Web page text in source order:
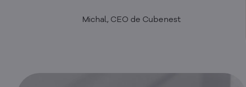
Michal, CEO de Cubenest